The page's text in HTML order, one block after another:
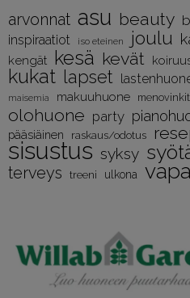
arvonnat asu beauty
inspiraatiot iso eteinen joulu
kengät kesä kevät
kukat lapset
maisemia makuuhuone menovinkit
olohuone party
pääsiäinen raskaus/odotus
sisustus syksy
terveys treeni ulkona